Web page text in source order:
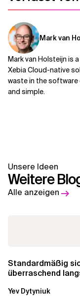
Mark van
Mark van Holsteijn is
Xebia Cloud-native
waste in the software
and simple.
Unsere Ideen
Weitere
Alle anzeigen
Standardmäßig
überraschend
über die RDS...
Yev Dytyniuk